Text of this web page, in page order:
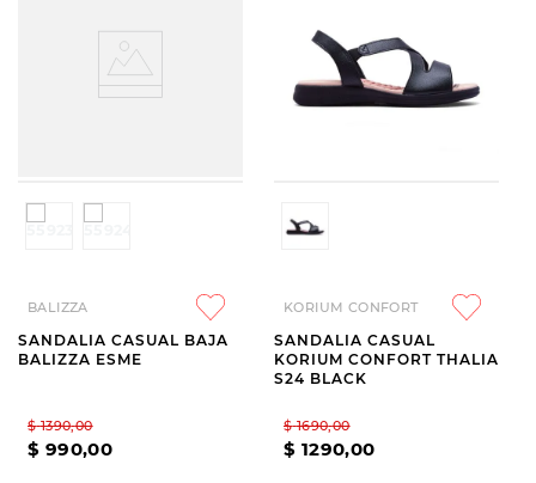
BALIZZA
SANDALIA CASUAL BAJA
BALIZZA ESME
$ 1390,00
$ 990,00
KORIUM CONFORT
SANDALIA CASUAL
KORIUM CONFORT THALIA
S24 BLACK
$ 1690,00
$ 1290,00